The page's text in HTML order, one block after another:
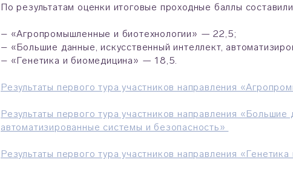
По результатам оценки итоговые проходные баллы
– «Агропромышленные и биотехнологии» — 22,5;
– «Большие данные, искусственный интеллект,
– «Генетика и биомедицина» — 18,5.
Результаты первого тура участников направления
Результаты первого тура участников направления «Большие
автоматизированные системы и безопасность»
Результаты первого тура участников направления